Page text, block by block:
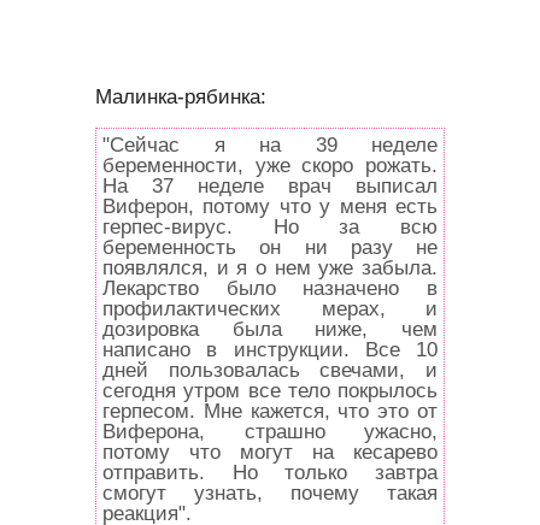
Малинка-рябинка:
"Сейчас я на 39 неделе
беременности, уже скоро рожать.
На 37 неделе врач выписал
Виферон, потому что у меня есть
герпес-вирус. Но за всю
беременность он ни разу не
появлялся, и я о нем уже забыла.
Лекарство было назначено в
профилактических мерах, и
дозировка была ниже, чем
написано в инструкции. Все 10
дней пользовалась свечами, и
сегодня утром все тело покрылось
герпесом. Мне кажется, что это от
Виферона, страшно ужасно,
потому что могут на кесарево
отправить. Но только завтра
смогут узнать, почему такая
реакция".